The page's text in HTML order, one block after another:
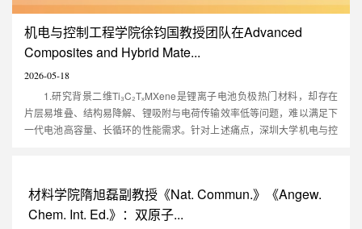
机电与控制工程学院徐钧国教授团队在Advanced
Composites and Hybrid Mate...
2026-05-18
1.研究背景二维Ti₃C₂TₓMXene是锂离子电池负极热门材料，却存在
片层易堆叠、结构易降解、锂吸附与电荷传输效率低等问题，难以满足下
一代电池高容量、长循环的性能需求。针对上述痛点，深圳大学机电与控
新策略，实现电池...
材料学院隋旭磊副教授《Nat. Commun.》《Angew.
Chem. Int. Ed.》：双原子...